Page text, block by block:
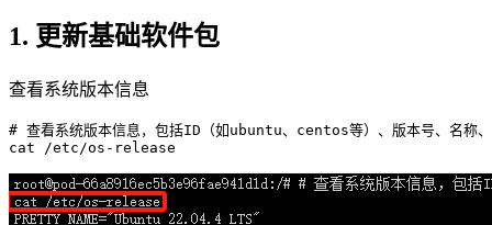
1. 更新基础软件包
查看系统版本信息
# 查看系统版本信息，包括ID（如ubuntu、centos等）、版本号、名称
cat